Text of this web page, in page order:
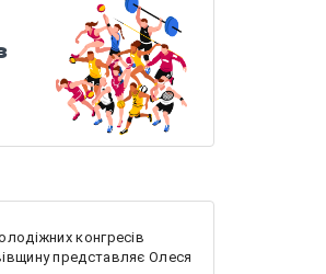
конгресів
представляє Олеся